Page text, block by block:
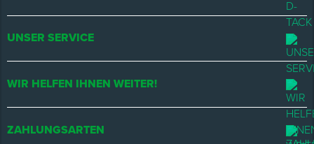
UNSER SERVICE
WIR HELFEN IHNEN WEITER!
ZAHLUNGSARTEN